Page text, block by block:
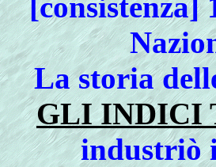
La storia
GLI INDICI
industriò